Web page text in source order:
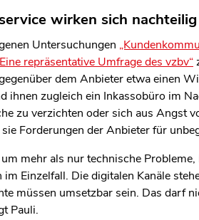
wirken sich
Untersuchungen
repräsentative Umfrage des vzbv“
dem Anbieter etwa einen
ihnen zugleich ein Inkassobüro im
zu verzichten oder sich aus Angst
Forderungen der Anbieter für
mehr als nur technische
Einzelfall. Die digitalen Kanäle
müssen umsetzbar sein. Das darf
Pauli.